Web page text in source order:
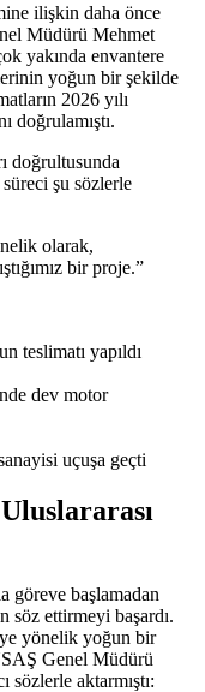
ilişkin daha önce
Müdürü Mehmet
yakında envantere
yoğun bir şekilde
2026 yılı
doğrulamıştı.
doğrultusunda
şu sözlerle
olarak,
bir proje.”
teslimatı yapıldı
dev motor
uçuşa geçti
göreve başlamadan
söz ettirmeyi başardı.
yönelik yoğun bir
Genel Müdürü
aktarmıştı: